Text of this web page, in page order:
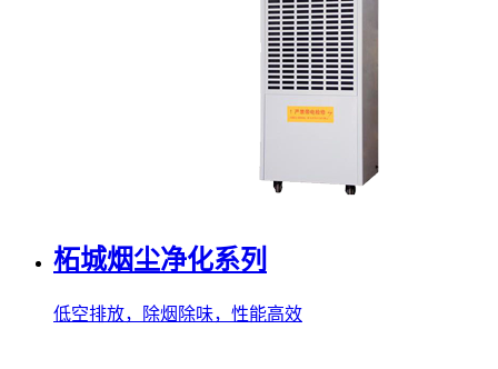
柘城烟尘净化系列
低空排放，除烟除味，性能高效